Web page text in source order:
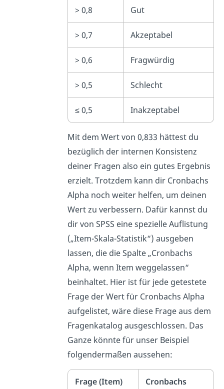
> 0,8 Gut
> 0,7 Akzeptabel
> 0,6 Fragwürdig
> 0,5 Schlecht
≤ 0,5 Inakzeptabel
Mit dem Wert von 0,833 hättest du
bezüglich der internen Konsistenz
deiner Fragen also ein gutes Ergebnis
erzielt. Trotzdem kann dir Cronbachs
Alpha noch weiter helfen, um deinen
Wert zu verbessern. Dafür kannst du
dir von SPSS eine spezielle Auflistung
(„Item-Skala-Statistik“) ausgeben
lassen, die die Spalte „Cronbachs
Alpha, wenn Item weggelassen“
beinhaltet. Hier ist für jede getestete
Frage der Wert für Cronbachs Alpha
aufgelistet, wäre diese Frage aus dem
Fragenkatalog ausgeschlossen. Das
Ganze könnte für unser Beispiel
folgendermaßen aussehen:
Frage (Item)
Cronbachs